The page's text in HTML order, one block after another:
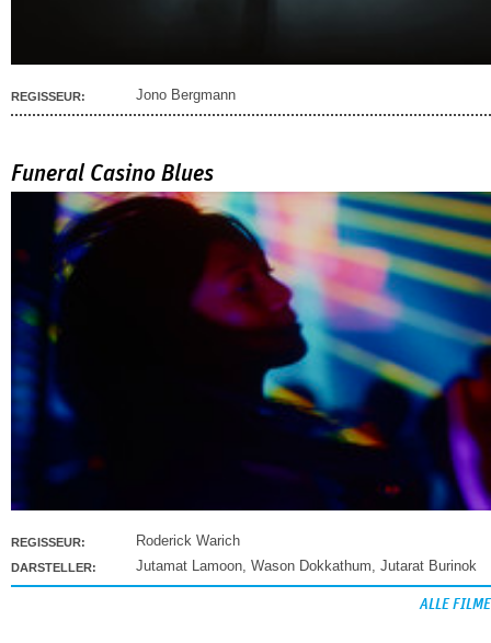
REGISSEUR: Jono Bergmann
Funeral Casino Blues
REGISSEUR: Roderick Warich
DARSTELLER: Jutamat Lamoon, Wason Dokkathum, Jutarat Burinok
ALLE FILME